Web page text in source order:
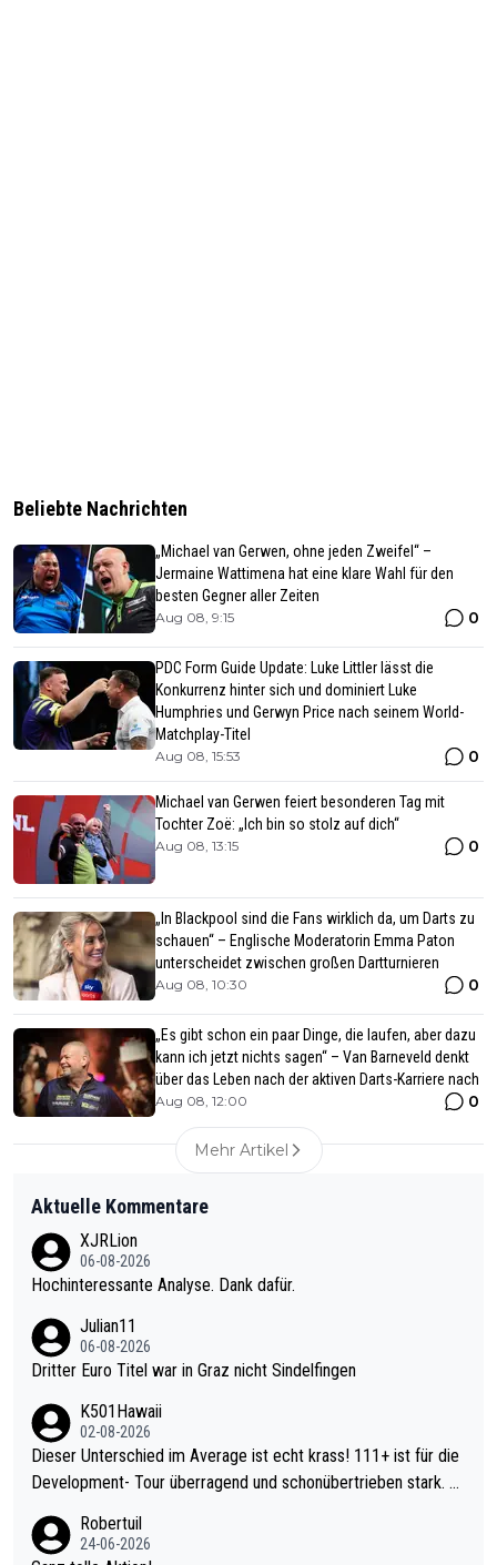
Beliebte Nachrichten
„Michael van Gerwen, ohne jeden Zweifel“ –
Jermaine Wattimena hat eine klare Wahl für den
besten Gegner aller Zeiten
Aug 08, 9:15 0
PDC Form Guide Update: Luke Littler lässt die
Konkurrenz hinter sich und dominiert Luke
Humphries und Gerwyn Price nach seinem World-
Matchplay-Titel
Aug 08, 15:53 0
Michael van Gerwen feiert besonderen Tag mit
Tochter Zoë: „Ich bin so stolz auf dich“
Aug 08, 13:15 0
„In Blackpool sind die Fans wirklich da, um Darts zu
schauen“ – Englische Moderatorin Emma Paton
unterscheidet zwischen großen Dartturnieren
Aug 08, 10:30 0
„Es gibt schon ein paar Dinge, die laufen, aber dazu
kann ich jetzt nichts sagen“ – Van Barneveld denkt
über das Leben nach der aktiven Darts-Karriere nach
Aug 08, 12:00 0
Mehr Artikel
Aktuelle Kommentare
XJRLion
06-08-2026
Hochinteressante Analyse. Dank dafür.
Julian11
06-08-2026
Dritter Euro Titel war in Graz nicht Sindelfingen
K501Hawaii
02-08-2026
Dieser Unterschied im Average ist echt krass! 111+ ist für die
Development- Tour überragend und schonübertrieben stark. U
mal 40+ erst recht. Da gewinnst keinen Blumentopf - ist ja noc
Robertuil
24-06-2026